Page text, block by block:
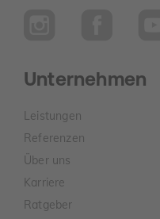
Unternehmen
Leistungen
Referenzen
Über uns
Karriere
Ratgeber